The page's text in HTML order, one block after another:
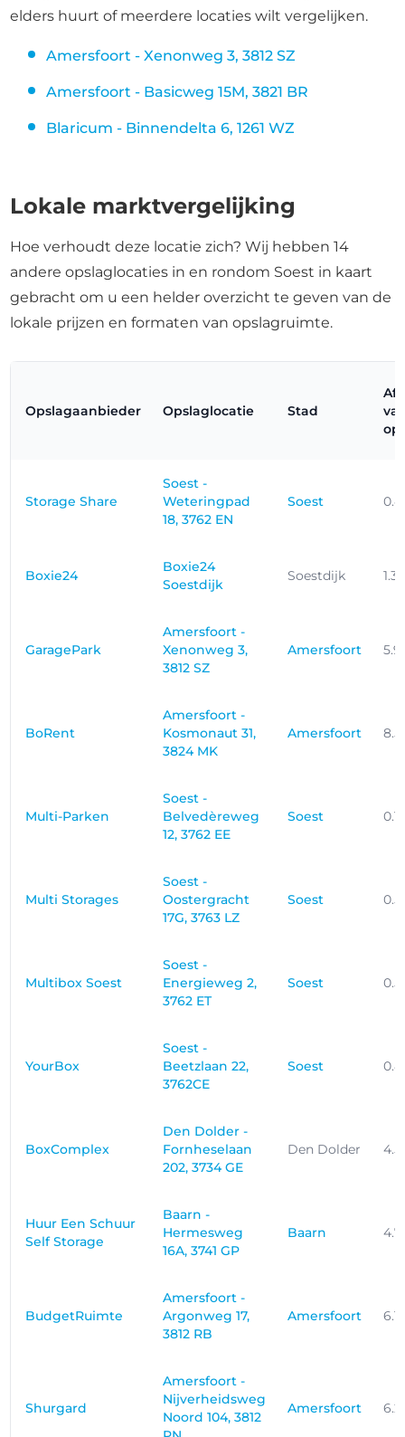
elders huurt of meerdere locaties wilt vergelijken.
Amersfoort - Xenonweg 3, 3812 SZ
Amersfoort - Basicweg 15M, 3821 BR
Blaricum - Binnendelta 6, 1261 WZ
Lokale marktvergelijking
Hoe verhoudt deze locatie zich? Wij hebben 14
andere opslaglocaties in en rondom Soest in kaart
gebracht om u een helder overzicht te geven van de
lokale prijzen en formaten van opslagruimte.
Opslagaanbieder Opslaglocatie Stad
Storage Share
Soest -
Weteringpad
18, 3762 EN
Soest
Boxie24
Boxie24
Soestdijk
Soestdijk
GaragePark
Amersfoort -
Xenonweg 3,
3812 SZ
Amersfoort
BoRent
Amersfoort -
Kosmonaut 31,
3824 MK
Amersfoort
Multi-Parken
Soest -
Belvedèreweg
12, 3762 EE
Soest
Multi Storages
Soest -
Oostergracht
17G, 3763 LZ
Soest
Multibox Soest
Soest -
Energieweg 2,
3762 ET
Soest
YourBox
Soest -
Beetzlaan 22,
3762CE
Soest
BoxComplex
Den Dolder -
Fornheselaan
202, 3734 GE
Den Dolder
Huur Een Schuur
Self Storage
Baarn -
Hermesweg
16A, 3741 GP
Baarn
BudgetRuimte
Amersfoort -
Argonweg 17,
3812 RB
Amersfoort
Shurgard
Amersfoort -
Nijverheidsweg
Noord 104, 3812
Amersfoort